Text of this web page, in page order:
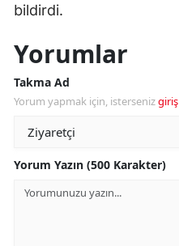
bildirdi.
Yorumlar
Takma Ad
Yorum yapmak için, istersenizgiriş
Yorum Yazın (500 Karakter)